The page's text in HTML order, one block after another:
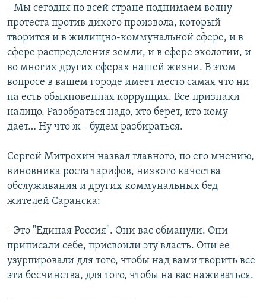
- Мы сегодня по всей стране поднимаем волну
протеста против дикого произвола, который
творится и в жилищно-коммунальной сфере, и в
сфере распределения земли, и в сфере экологии, и
во многих других сферах нашей жизни. В этом
вопросе в вашем городе имеет место самая что ни
на есть обыкновенная коррупция. Все признаки
налицо. Разобраться надо, кто берет, кто кому
дает… Ну что ж - будем разбираться.
Сергей Митрохин назвал главного, по его мнению,
виновника роста тарифов, низкого качества
обслуживания и других коммунальных бед
жителей Саранска:
- Это "Единая Россия". Они вас обманули. Они
приписали себе, присвоили эту власть. Они ее
узурпировали для того, чтобы над вами творить все
эти бесчинства, для того, чтобы на вас наживаться.